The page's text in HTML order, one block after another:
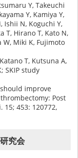
Y, Takeuchi
Y, Kamiya Y,
Ishii N, Koguchi Y,
T, Hirano T, Kato N,
W, Miki K, Fujimoto
T, Kutsuna A,
SKIP study
improve
Post
15; 453: 120772,
究会